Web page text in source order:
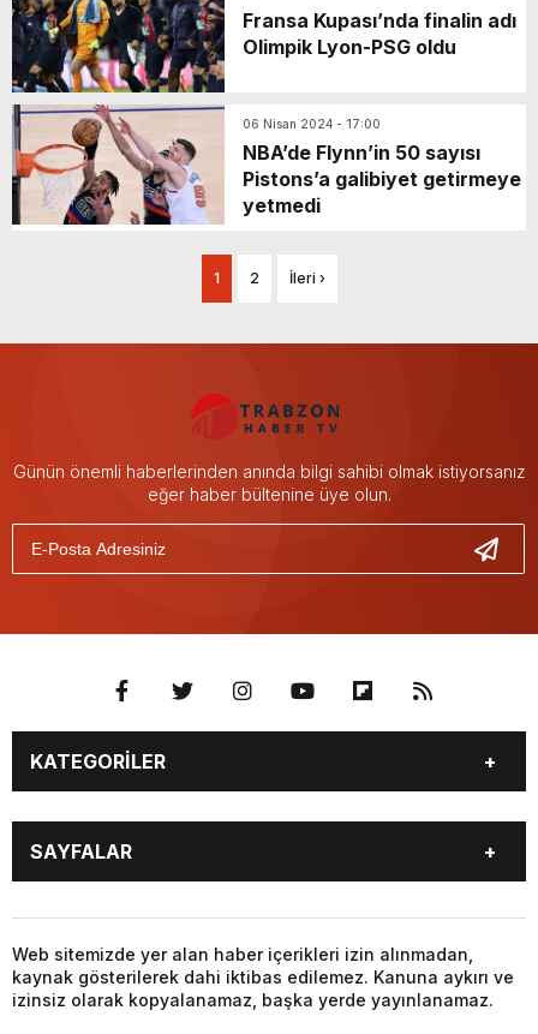
Fransa Kupası’nda finalin adı
Olimpik Lyon-PSG oldu
06 Nisan 2024 - 17:00
NBA’de Flynn’in 50 sayısı
Pistons’a galibiyet getirmeye
yetmedi
1 2 İleri ›
Günün önemli haberlerinden anında bilgi sahibi olmak istiyorsanız
eğer haber bültenine üye olun.
KATEGORİLER
GÜNDEM
SEKTÖR ÖZEL
DÜNYA
EKONOMİ
SPOR
SAYFALAR
DÜNYA
SİYASET
EKONOMİ
SPOR
Web sitemizde yer alan haber içerikleri izin alınmadan,
kaynak gösterilerek dahi iktibas edilemez. Kanuna aykırı ve
izinsiz olarak kopyalanamaz, başka yerde yayınlanamaz.